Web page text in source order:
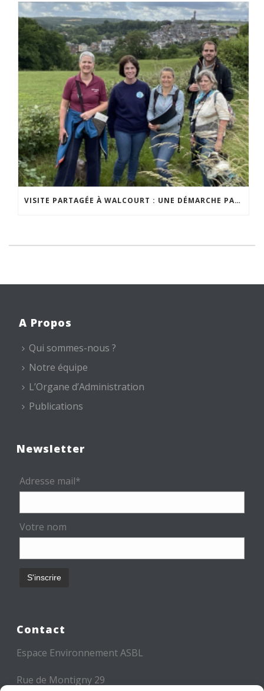
VISITE PARTAGÉE À WALCOURT : UNE DÉMARCHE PARTICIPATIVE ANIMÉE PAR ESPACE ENVIRONNEMENT
A Propos
Qui sommes-nous ?
Notre équipe
L’Organe d’Administration
Publications
Newsletter
Adresse mail*
Votre nom
Contact
Espace Environnement ASBL
Rue de Montigny 29